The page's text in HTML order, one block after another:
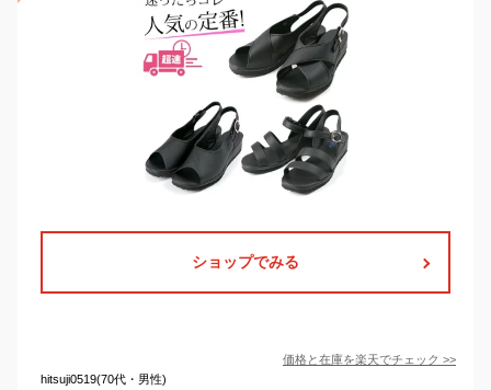
ショップでみる
価格と在庫を楽天でチェック >>
hitsuji0519(70代・男性)